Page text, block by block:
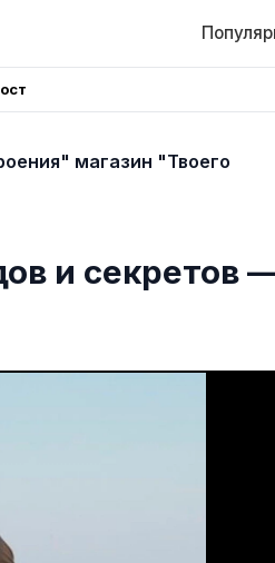
магазин "Твоего
и секретов